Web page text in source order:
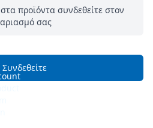
στα προϊόντα συνδεθείτε στον
σας
Συνδεθείτε